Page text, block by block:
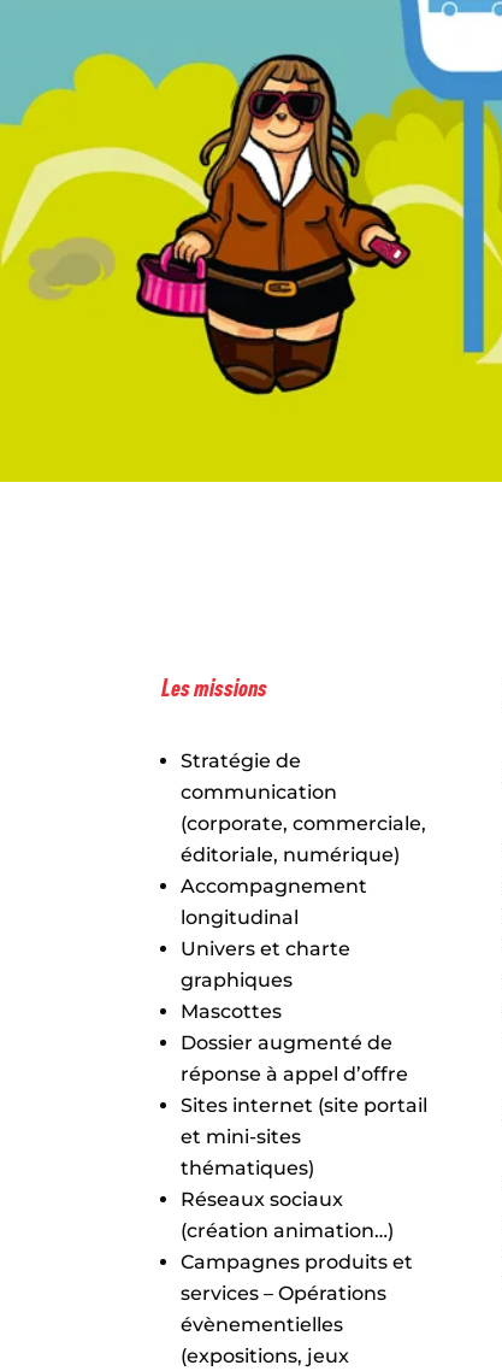
Les missions
Stratégie de
communication
(corporate, commerciale,
éditoriale, numérique)
Accompagnement
longitudinal
Univers et charte
graphiques
Mascottes
Dossier augmenté de
réponse à appel d’offre
Sites internet (site portail
et mini-sites
thématiques)
Réseaux sociaux
(création animation…)
Campagnes produits et
services – Opérations
évènementielles
(expositions, jeux